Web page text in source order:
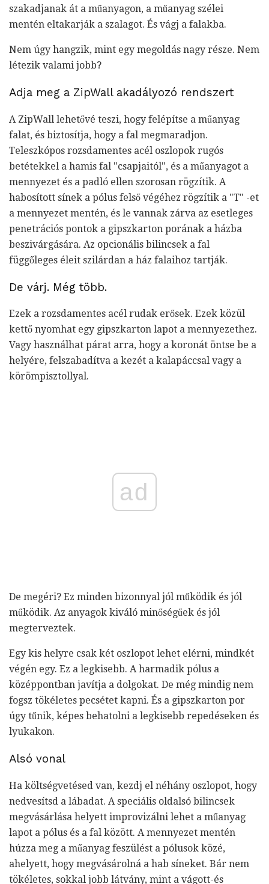
szakadjanak át a műanyagon, a műanyag szélei
mentén eltakarják a szalagot. És vágj a falakba.
Nem úgy hangzik, mint egy megoldás nagy része. Nem
létezik valami jobb?
Adja meg a ZipWall akadályozó rendszert
A ZipWall lehetővé teszi, hogy felépítse a műanyag
falat, és biztosítja, hogy a fal megmaradjon.
Teleszkópos rozsdamentes acél oszlopok rugós
betétekkel a hamis fal "csapjaitól", és a műanyagot a
mennyezet és a padló ellen szorosan rögzítik. A
habosított sínek a pólus felső végéhez rögzítik a "T" -et
a mennyezet mentén, és le vannak zárva az esetleges
penetrációs pontok a gipszkarton porának a házba
beszivárgására. Az opcionális bilincsek a fal
függőleges éleit szilárdan a ház falaihoz tartják.
De várj. Még több.
Ezek a rozsdamentes acél rudak erősek. Ezek közül
kettő nyomhat egy gipszkarton lapot a mennyezethez.
Vagy használhat párat arra, hogy a koronát öntse be a
helyére, felszabadítva a kezét a kalapáccsal vagy a
körömpisztollyal.
ad
De megéri? Ez minden bizonnyal jól működik és jól
működik. Az anyagok kiváló minőségűek és jól
megterveztek.
Egy kis helyre csak két oszlopot lehet elérni, mindkét
végén egy. Ez a legkisebb. A harmadik pólus a
középpontban javítja a dolgokat. De még mindig nem
fogsz tökéletes pecsétet kapni. És a gipszkarton por
úgy tűnik, képes behatolni a legkisebb repedéseken és
lyukakon.
Alsó vonal
Ha költségvetésed van, kezdj el néhány oszlopot, hogy
nedvesítsd a lábadat. A speciális oldalsó bilincsek
megvásárlása helyett improvizálni lehet a műanyag
lapot a pólus és a fal között. A mennyezet mentén
húzza meg a műanyag feszülést a pólusok közé,
ahelyett, hogy megvásárolná a hab síneket. Bár nem
tökéletes, sokkal jobb látvány, mint a vágott-és